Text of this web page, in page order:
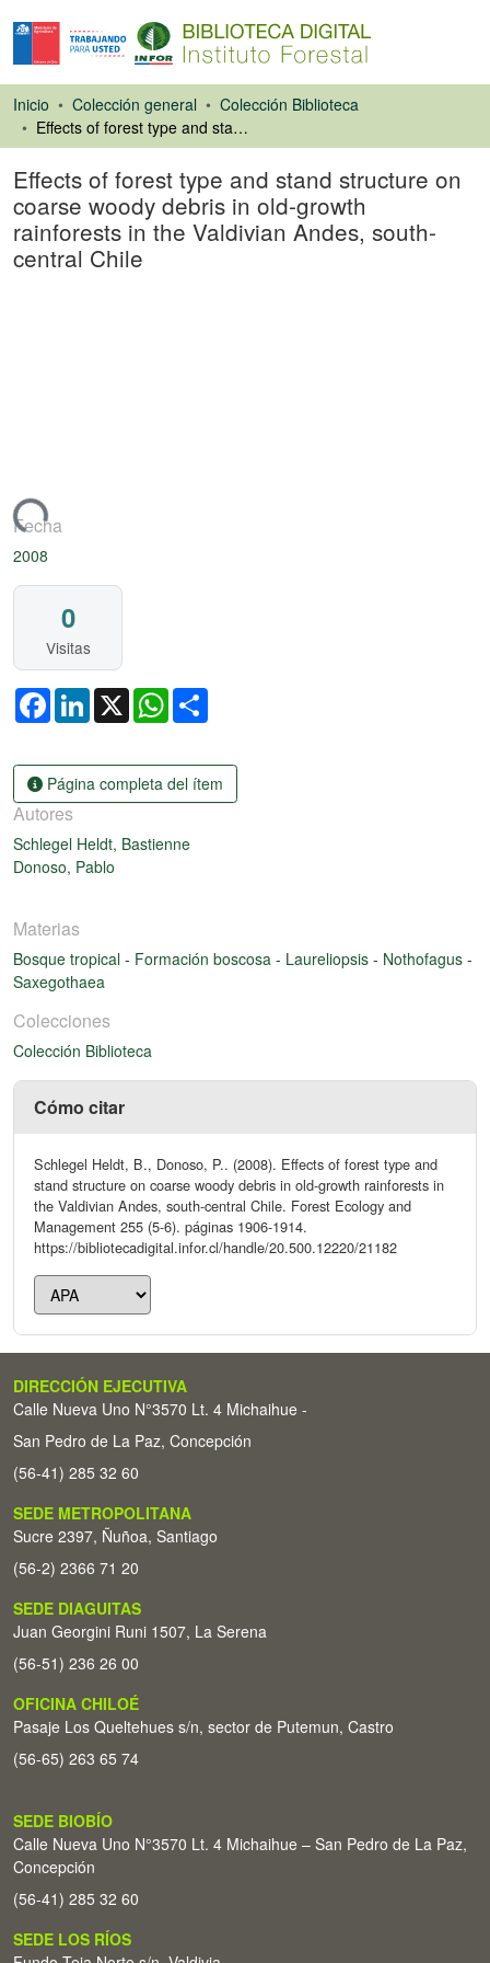
Inicio Colección general
Colección Biblioteca
Effects of forest type and stand structure on coarse woody debris in old-growth rainforests in the Valdivian Andes, south-central Chile
Effects of forest type and stand structure on
coarse woody debris in old-growth
rainforests in the Valdivian Andes, south-
central Chile
Fecha
2008
0
Visitas
FacebookLinkedIn
X WhatsApp
Página completa del ítem
Autores
Schlegel Heldt, Bastienne
Donoso, Pablo
Materias
Bosque tropical - Formación boscosa - Laureliopsis - Nothofagus -
Saxegothaea
Colecciones
Colección Biblioteca
Cómo citar
Schlegel Heldt, B., Donoso, P.. (2008). Effects of forest type and
stand structure on coarse woody debris in old-growth rainforests in
the Valdivian Andes, south-central Chile. Forest Ecology and
Management 255 (5-6). páginas 1906-1914.
https://bibliotecadigital.infor.cl/handle/20.500.12220/21182
DIRECCIÓN EJECUTIVA
Calle Nueva Uno N°3570 Lt. 4 Michaihue -
San Pedro de La Paz, Concepción
(56-41) 285 32 60
SEDE METROPOLITANA
Sucre 2397, Ñuñoa, Santiago
(56-2) 2366 71 20
SEDE DIAGUITAS
Juan Georgini Runi 1507, La Serena
(56-51) 236 26 00
OFICINA CHILOÉ
Pasaje Los Queltehues s/n, sector de Putemun, Castro
(56-65) 263 65 74
SEDE BIOBÍO
Calle Nueva Uno N°3570 Lt. 4 Michaihue – San Pedro de La Paz,
Concepción
(56-41) 285 32 60
SEDE LOS RÍOS